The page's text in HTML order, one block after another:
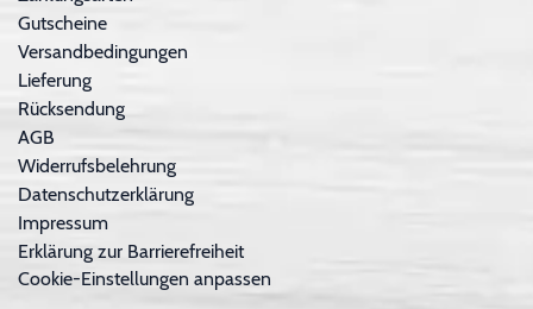
Gutscheine
Versandbedingungen
Lieferung
Rücksendung
AGB
Widerrufsbelehrung
Datenschutzerklärung
Impressum
Erklärung zur Barrierefreiheit
Cookie-Einstellungen anpassen